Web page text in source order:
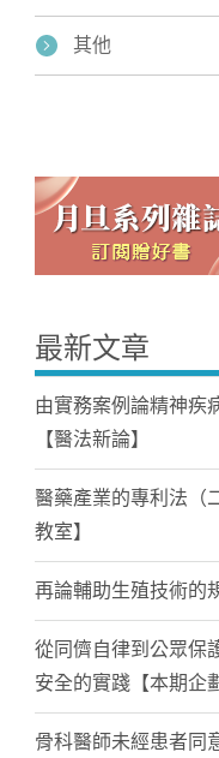
其他
最新文章
由實務案例論精神疾
【醫法新論】
醫藥產業的專利法（
教室】
再論輔助生殖技術的
從同儕自律到公眾保
安全的實踐【本期企
骨科醫師未經患者同